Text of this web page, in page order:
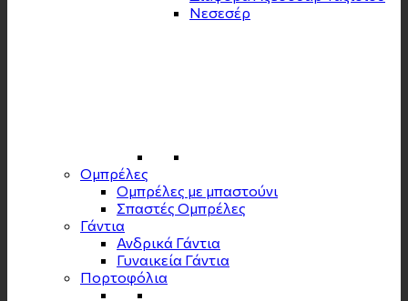
Νεσεσέρ
Ομπρέλες
Ομπρέλες με μπαστούνι
Σπαστές Ομπρέλες
Γάντια
Ανδρικά Γάντια
Γυναικεία Γάντια
Πορτοφόλια